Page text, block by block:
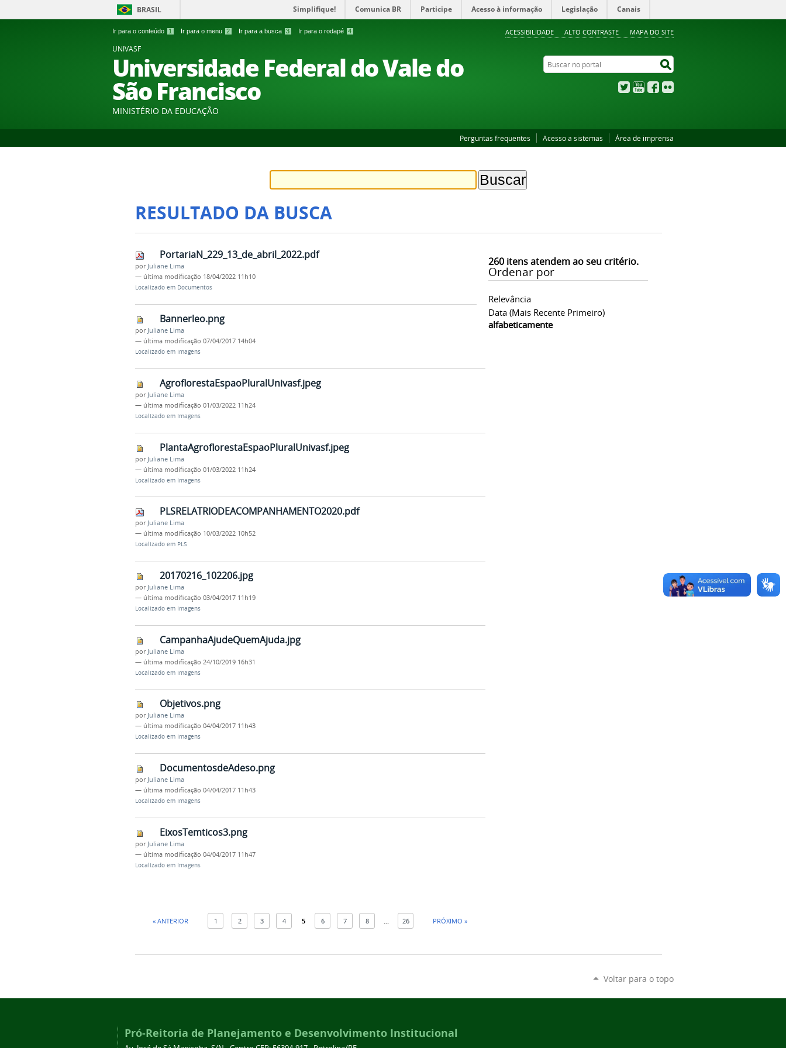
Ir para o conteúdo 1 Ir para o menu 2 Ir para a busca 3 Ir para o rodapé 4 ACESSIBILIDADE ALTO CONTRASTE MAPA DO SITE
BRASIL Simplifique! Comunica BR Participe Acesso à informação Legislação Canais
UNIVASF
Universidade Federal do Vale do
São Francisco
MINISTÉRIO DA EDUCAÇÃO
Buscar no portal
TwitterYouTubeFacebook
Perguntas frequentes Acesso a sistemas Área de imprensa
RESULTADO DA BUSCA
260itens atendem ao seu critério.
Ordenar por
Relevância
Data (mais Recente Primeiro)
alfabeticamente
PortariaN_229_13_de_abril_2022.pdf
por Juliane Lima
— última modificação 18/04/2022 11h10
Localizado em Documentos
Bannerleo.png
por Juliane Lima
— última modificação 07/04/2017 14h04
Localizado em Imagens
AgroflorestaEspaoPluralUnivasf.jpeg
por Juliane Lima
— última modificação 01/03/2022 11h24
Localizado em Imagens
PlantaAgroflorestaEspaoPluralUnivasf.jpeg
por Juliane Lima
— última modificação 01/03/2022 11h24
Localizado em Imagens
PLSRELATRIODEACOMPANHAMENTO2020.pdf
por Juliane Lima
— última modificação 10/03/2022 10h52
Localizado em PLS
20170216_102206.jpg
por Juliane Lima
— última modificação 03/04/2017 11h19
Localizado em Imagens
CampanhaAjudeQuemAjuda.jpg
por Juliane Lima
— última modificação 24/10/2019 16h31
Localizado em Imagens
Objetivos.png
por Juliane Lima
— última modificação 04/04/2017 11h43
Localizado em Imagens
DocumentosdeAdeso.png
por Juliane Lima
— última modificação 04/04/2017 11h43
Localizado em Imagens
EixosTemticos3.png
por Juliane Lima
— última modificação 04/04/2017 11h47
Localizado em Imagens
« ANTERIOR 1 2 3 4 5 6 7 8 26 PRÓXIMO »
Voltar para o topo
Pró-Reitoria de Planejamento e Desenvolvimento Institucional